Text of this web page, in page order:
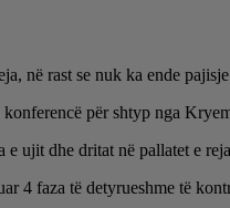
në rast se nuk ka ende
për shtyp nga
ujit dhe dritat në pallatet e
4 faza të detyrueshme të